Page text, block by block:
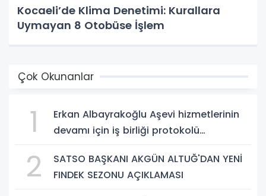
Kocaeli’de Klima Denetimi: Kurallara
Uymayan 8 Otobüse İşlem
Çok Okunanlar
1
Erkan Albayrakoğlu Aşevi hizmetlerinin
devamı için iş birliği protokolü
2
SATSO BAŞKANI AKGÜN ALTUĞ'DAN YENİ
FINDEK SEZONU AÇIKLAMASI